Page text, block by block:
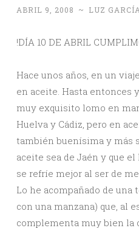
ABRIL 9, 2008 ~ LUZ GARCÍA
!DÍA 10 DE ABRIL
Hace unos años, en un
en aceite. Hasta entonces
muy exquisito lomo en
Huelva y Cádiz, pero en
también buenísima y más
aceite sea de Jaén y que
se refríe mejor al ser de
Lo he acompañado de
con una manzana) que, al
complementa muy bien la